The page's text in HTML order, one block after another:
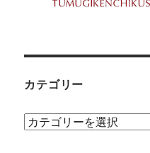
カテゴリー
カ